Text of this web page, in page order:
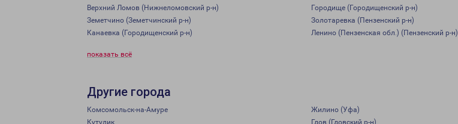
Верхний Ломов (Нижнеломовский р-н)
Городище (Городищенский р-н)
Земетчино (Земетчинский р-н)
Золотаревка (Пензенский р-н)
Канаевка (Городищенский р-н)
Ленино (Пензенская обл.) (Пензенский р-н)
показать всё
Другие города
Комсомольск-на-Амуре Жилино (Уфа)
Кутулик
Гдов (Гдовский р-н)